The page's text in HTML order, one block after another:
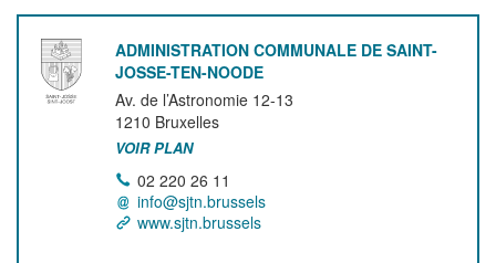
ADMINISTRATION COMMUNALE DE SAINT-
JOSSE-TEN-NOODE
Av. de l’Astronomie 12-13
1210 Bruxelles
VOIR PLAN
02 220 26 11
info@sjtn.brussels
www.sjtn.brussels